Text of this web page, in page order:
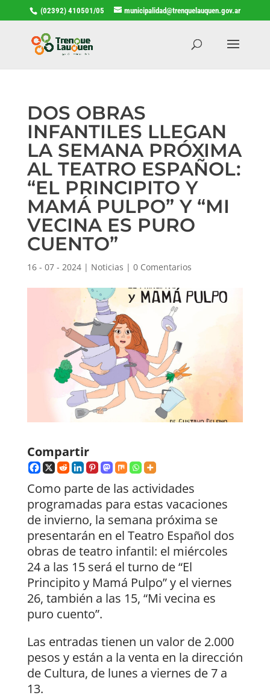
(02392) 410501/05 municipalidad@trenquelauquen.gov.ar
DOS OBRAS
INFANTILES LLEGAN
LA SEMANA PRÓXIMA
AL TEATRO ESPAÑOL:
“EL PRINCIPITO Y
MAMÁ PULPO” Y “MI
VECINA ES PURO
CUENTO”
16 - 07 - 2024| Noticias | 0 Comentarios
Compartir
Como parte de las actividades
programadas para estas vacaciones
de invierno, la semana próxima se
presentarán en el Teatro Español dos
obras de teatro infantil: el miércoles
24 a las 15 será el turno de “El
Principito y Mamá Pulpo” y el viernes
26, también a las 15, “Mi vecina es
puro cuento”.
Las entradas tienen un valor de 2.000
pesos y están a la venta en la dirección
de Cultura, de lunes a viernes de 7 a
13.